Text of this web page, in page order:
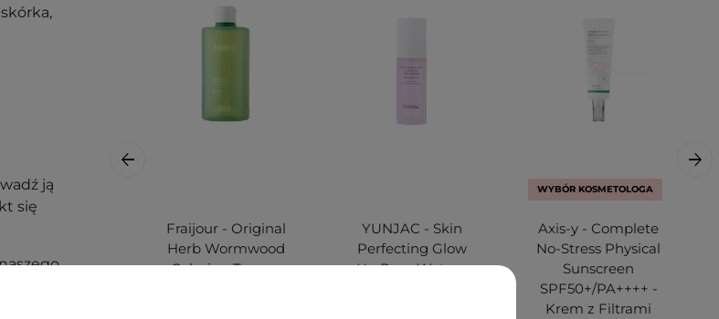
ją
się
Fraijour - Original
Herb Wormwood
Calming Toner -
YUNJAC - Skin
Perfecting Glow
Up Prep Water -
WYBÓR KOSMETOLOGA
Axis-y - Complete
No-Stress Physical
Sunscreen
SPF50+/PA++++ -
Krem z Filtrami